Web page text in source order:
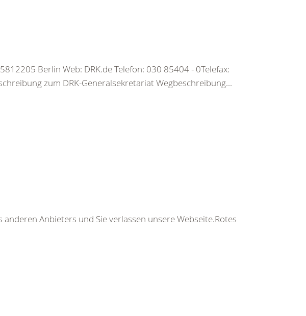
Berlin Web: DRK.de Telefon: 030 85404 - 0Telefax:
zum DRK-Generalsekretariat Wegbeschreibung...
Anbieters und Sie verlassen unsere Webseite.Rotes